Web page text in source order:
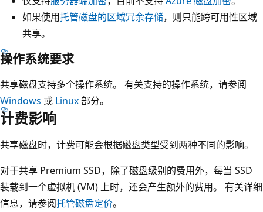
如果使用托管磁盘的区域冗余存储，则只能跨可用性区域
共享。
操作系统要求
共享磁盘支持多个操作系统。 有关支持的操作系统，请参阅
Windows 或 Linux部分。
计费影响
共享磁盘时，计费可能会根据磁盘类型受到两种不同的影响。
对于共享 Premium SSD，除了磁盘级别的费用外，每当 SSD
装载到一个虚拟机 (VM) 上时，还会产生额外的费用。 有关详细
信息，请参阅托管磁盘定价。